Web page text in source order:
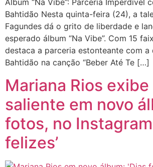
Álbum “Na Vibe”: Parceria Imperdível
Bahtidão Nesta quinta-feira (24), a
Fagundes dá o grito de liberdade e
esperado álbum “Na Vibe”. Com 15
destaca a parceria estonteante com a
Bahtidão na canção “Beber Até Te […]
Mariana Rios
saliente em novo
fotos, no
felizes’